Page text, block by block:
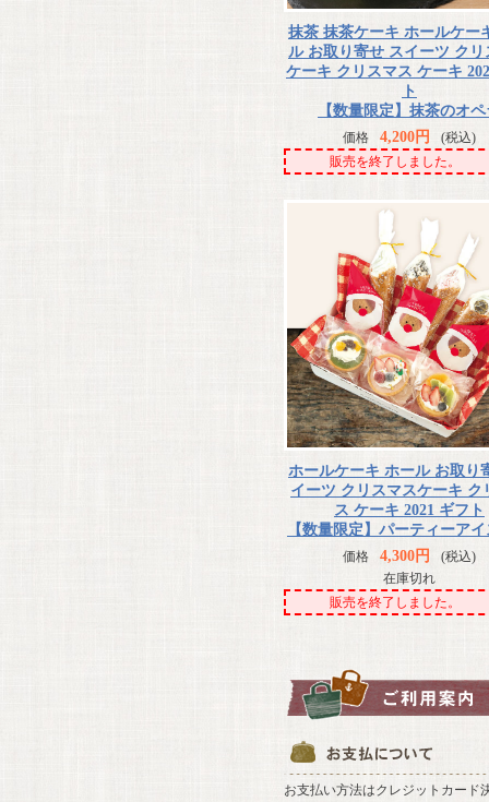
抹茶 抹茶ケーキ ホールケー
ル お取り寄せ スイーツ クリ
ケーキ クリスマス ケーキ
ト
【数量限定】抹茶のオペ
価格 4,200円
(税込)
販売を終了しました。
ホールケーキ ホール お取り
イーツ クリスマスケーキ ク
ス ケーキ 2021 ギフト
【数量限定】パーティーア
価格 4,300円
(税込)
在庫切れ
販売を終了しました。
お支払い方法はクレジットカード